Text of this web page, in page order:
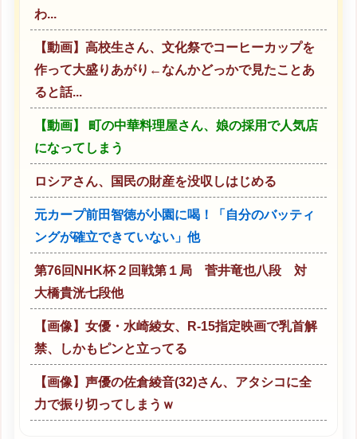
わ...
【動画】高校生さん、文化祭でコーヒーカップを
作って大盛りあがり←なんかどっかで見たことあ
ると話...
【動画】 町の中華料理屋さん、娘の採用で人気店
になってしまう
ロシアさん、国民の財産を没収しはじめる
元カープ前田智徳が小園に喝！「自分のバッティ
ングが確立できていない」他
第76回NHK杯２回戦第１局 菅井竜也八段 対
大橋貴洸七段他
【画像】女優・水崎綾女、R-15指定映画で乳首解
禁、しかもピンと立ってる
【画像】声優の佐倉綾音(32)さん、アタシコに全
力で振り切ってしまうｗ